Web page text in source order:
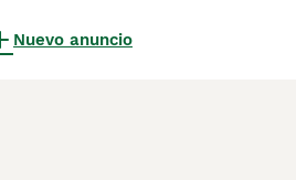
Nuevo anuncio